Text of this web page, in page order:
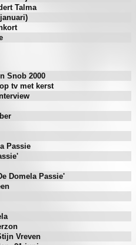
Talma
Snob 2000
tv met kerst
Passie
Domela Passie'
Vreven